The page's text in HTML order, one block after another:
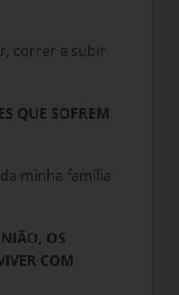
correr e subir
QUE SOFREM
minha família
OS
COM